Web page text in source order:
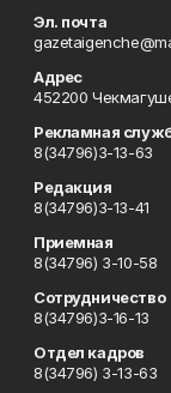
Эл. почта
Адрес
452200
Рекламная
8(34796)3-13-63
Редакция
8(34796)3-13-41
Приемная
8(34796) 3-10-58
Сотрудничество
8(34796)3-16-13
Отдел кадров
8(34796) 3-13-63